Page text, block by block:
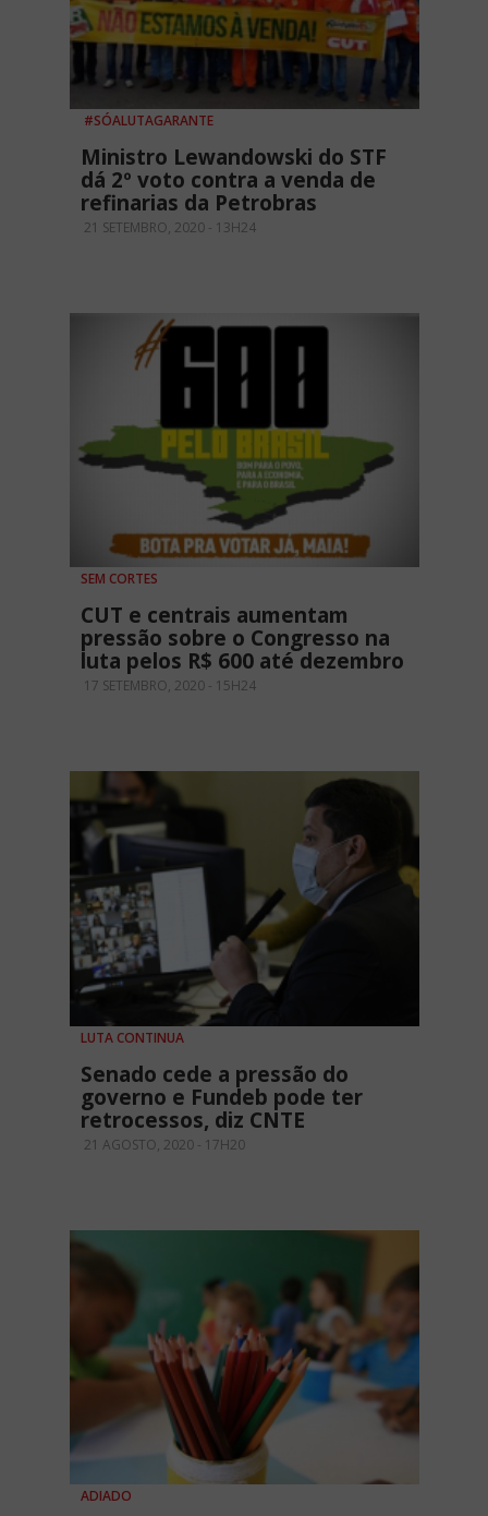
#SÓALUTAGARANTE
Ministro Lewandowski do STF
dá 2º voto contra a venda de
refinarias da Petrobras
21 SETEMBRO, 2020 - 13H24
SEM CORTES
CUT e centrais aumentam
pressão sobre o Congresso na
luta pelos R$ 600 até dezembro
17 SETEMBRO, 2020 - 15H24
LUTA CONTINUA
Senado cede a pressão do
governo e Fundeb pode ter
retrocessos, diz CNTE
21 AGOSTO, 2020 - 17H20
ADIADO